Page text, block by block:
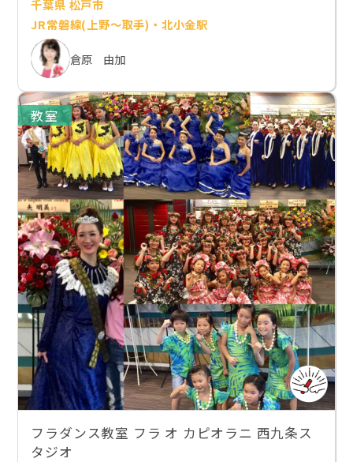
千葉県 松戸市
JR常磐線(上野～取手)・北小金駅
倉原 由加
教室
フラダンス教室 フラ オ カピオラニ 西九条ス
タジオ